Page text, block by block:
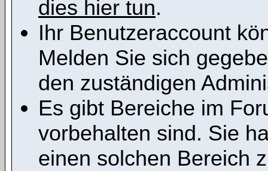
dies hier tun.
Ihr Benutzeraccount
Melden Sie sich
den zuständigen
Es gibt Bereiche im
vorbehalten sind. Sie
einen solchen Bereich